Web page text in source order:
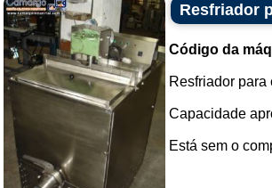
Resfriador
Código da
Resfriador
Capacidade
Está sem o